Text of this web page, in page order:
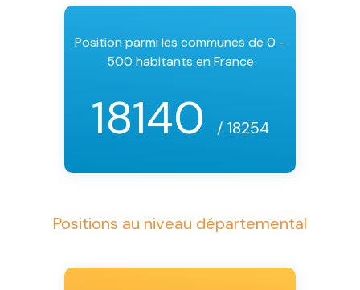
Position parmi les communes de 0 -
500 habitants en France
18140 / 18254
Positions au niveau départemental